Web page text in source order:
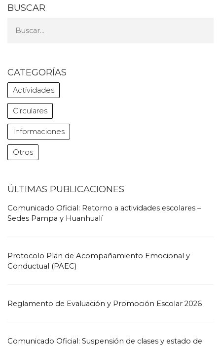
BUSCAR
CATEGORÍAS
Actividades
Circulares
Informaciones
Otros
ÚLTIMAS PUBLICACIONES
Comunicado Oficial: Retorno a actividades escolares –
Sedes Pampa y Huanhualí
Protocolo Plan de Acompañamiento Emocional y
Conductual (PAEC)
Reglamento de Evaluación y Promoción Escolar 2026
Comunicado Oficial: Suspensión de clases y estado de